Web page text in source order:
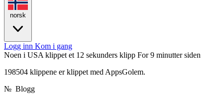
norsk
Logg inn Kom i gang
Noen i USA klippet et 12 sekunders klipp For 9 minutter siden
198504 klippene er klippet med AppsGolem.
№ Blogg